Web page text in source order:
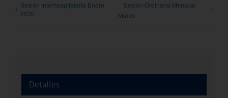
Sesión Interhospitalaria Enero
2020
Sesión Ordinaria Mensual
Marzo
Detalles